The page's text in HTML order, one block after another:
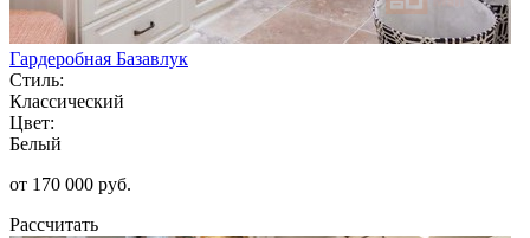
Гардеробная Базавлук
Стиль:
Классический
Цвет:
Белый
от 170 000 руб.
Рассчитать